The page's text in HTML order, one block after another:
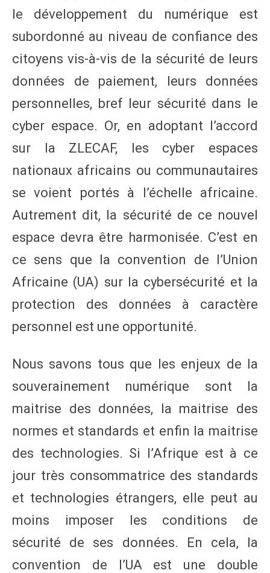
le développement du numérique est
subordonné au niveau de confiance des
citoyens vis-à-vis de la sécurité de leurs
données de paiement, leurs données
personnelles, bref leur sécurité dans le
cyber espace. Or, en adoptant l’accord
sur la ZLECAF, les cyber espaces
nationaux africains ou communautaires
se voient portés à l’échelle africaine.
Autrement dit, la sécurité de ce nouvel
espace devra être harmonisée. C’est en
ce sens que la convention de l’Union
Africaine (UA) sur la cybersécurité et la
protection des données à caractère
personnel est une opportunité.
Nous savons tous que les enjeux de la
souverainement numérique sont la
maitrise des données, la maitrise des
normes et standards et enfin la maitrise
des technologies. Si l’Afrique est à ce
jour très consommatrice des standards
et technologies étrangers, elle peut au
moins imposer les conditions de
sécurité de ses données. En cela, la
convention de l’UA est une double